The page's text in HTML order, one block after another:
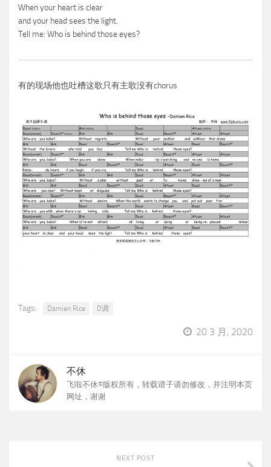
When your heart is clear
and your head sees the light.
Tell me: Who is behind those eyes?
有的现场他也吐槽这歌只有主歌没有chorus
Tags: Damien Rice D调
20 3 月, 2020
不休
飞啦不休©版权所有，转载谱子请勿修改，并注明本页
网址，谢谢
NEXT POST